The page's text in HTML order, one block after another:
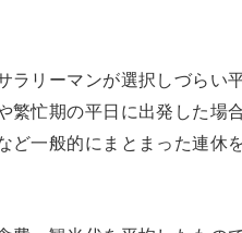
ラリーマンが選択しづらい
忙期の平日に出発した場
ど一般的にまとまった連休